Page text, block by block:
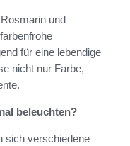
und
für eine lebendige
nicht nur Farbe,
beleuchten?
sich verschiedene